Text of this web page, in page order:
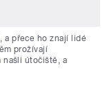
a přece ho znají lidé
prožívají
našli útočiště, a